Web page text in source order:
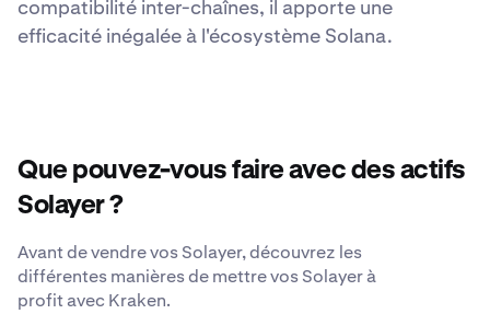
compatibilité inter-chaînes, il apporte une
efficacité inégalée à l'écosystème Solana.
Que pouvez-vous faire avec des actifs
Solayer ?
Avant de vendre vos Solayer, découvrez les
différentes manières de mettre vos Solayer à
profit avec Kraken.